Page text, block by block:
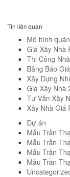
Tin liên quan
Mô hình
Giá Xây Nhà
Thi Công
Bảng Báo
Xây Dựng
Giá Xây Nhà
Tư Vấn Xây
Xây Nhà Giá
Dự án
Mẫu Trần
Mẫu Trần
Mẫu Trần
Mẫu Trần